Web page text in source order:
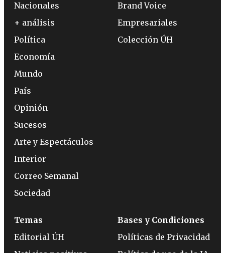
Nacionales
+ análisis
Política
Economía
Mundo
País
Opinión
Sucesos
Arte y Espectáculos
Interior
Correo Semanal
Sociedad
Brand Voice
Empresariales
Colección ÚH
Temas
Editorial ÚH
Bases y Condiciones
Políticas de Privacidad